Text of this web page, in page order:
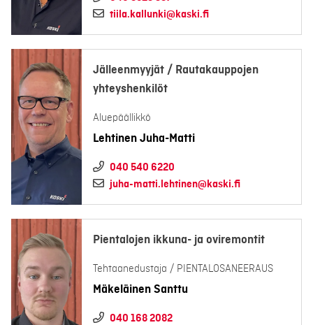
tiila.kallunki@kaski.fi
Jälleenmyyjät / Rautakauppojen
yhteyshenkilöt
Aluepäällikkö
Lehtinen Juha-Matti
040 540 6220
juha-matti.lehtinen@kaski.fi
Pientalojen ikkuna- ja oviremontit
Tehtaanedustaja / PIENTALOSANEERAUS
Mäkeläinen Santtu
040 168 2082